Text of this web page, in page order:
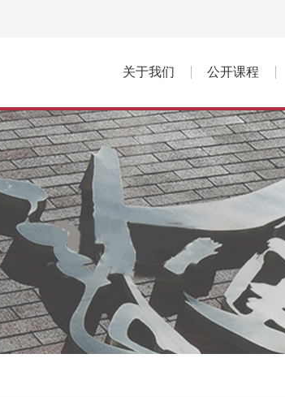
关于我们 公开课程